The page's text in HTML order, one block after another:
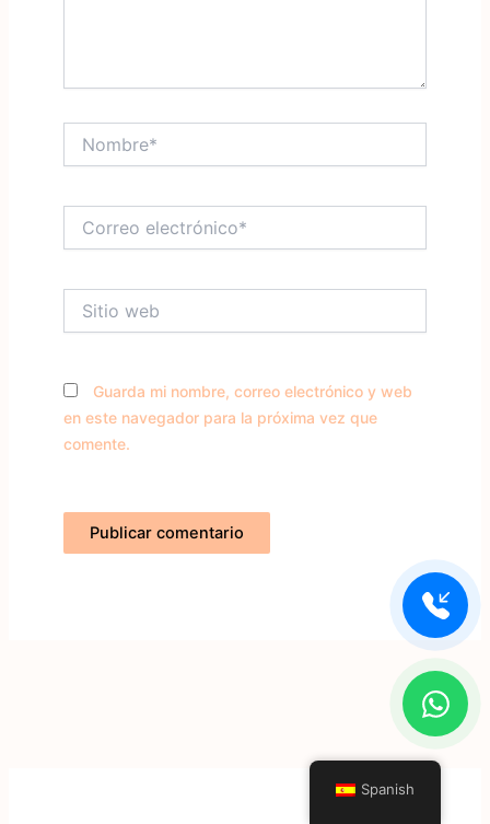
electrónico*
web
Guarda mi nombre, correo electrónico y web
en este navegador para la próxima vez que
comente.
Spanish